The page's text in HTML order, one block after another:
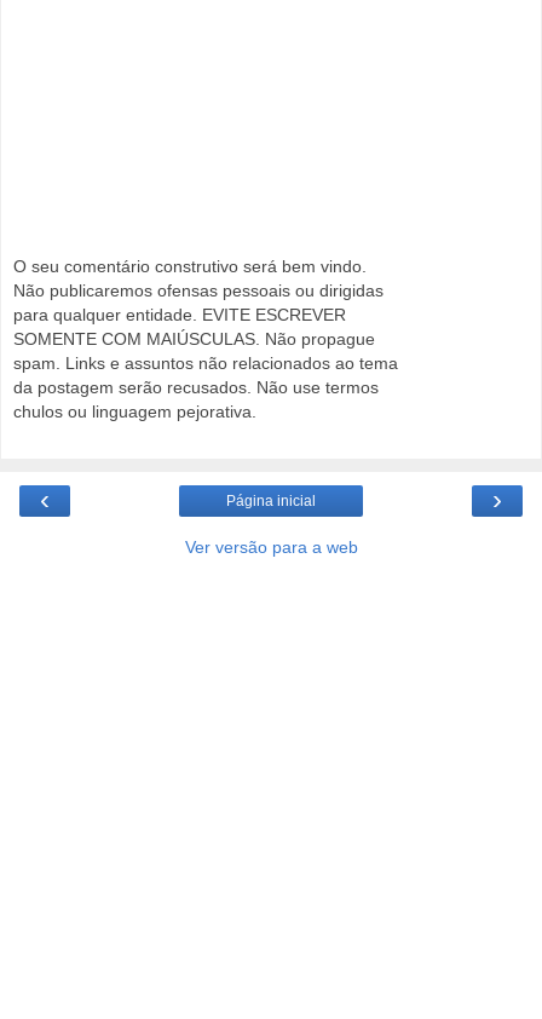
O seu comentário construtivo será bem vindo.
Não publicaremos ofensas pessoais ou dirigidas
para qualquer entidade. EVITE ESCREVER
SOMENTE COM MAIÚSCULAS. Não propague
spam. Links e assuntos não relacionados ao tema
da postagem serão recusados. Não use termos
chulos ou linguagem pejorativa.
‹ ›
Página inicial
Ver versão para a web